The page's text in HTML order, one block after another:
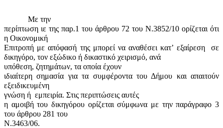
Με την
περίπτωση ιε της παρ.1 του άρθρου 72 του Ν.3852/10 ορίζεται ότι
η Οικονομική
Επιτροπή με απόφασή της μπορεί να αναθέσει κατ’ εξαίρεση
σε
δικηγόρο, τον εξώδικο ή δικαστικό χειρισμό, ανά
υπόθεση, ζητημάτων, τα οποία έχουν
ιδιαίτερη σημασία για τα συμφέροντα του Δήμου και απαιτούν
εξειδικευμένη
γνώση ή εμπειρία. Στις περιπτώσεις αυτές
η αμοιβή του δικηγόρου ορίζεται σύμφωνα με την παράγραφο 3
του άρθρου 281 του
Ν.3463/06.